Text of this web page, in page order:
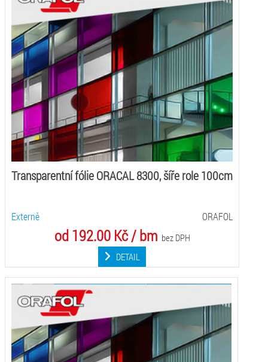
Transparentní fólie ORACAL 8300, šíře role 100cm
Externě ORAFOL
od 192.00 Kč / bm bez DPH
DETAIL